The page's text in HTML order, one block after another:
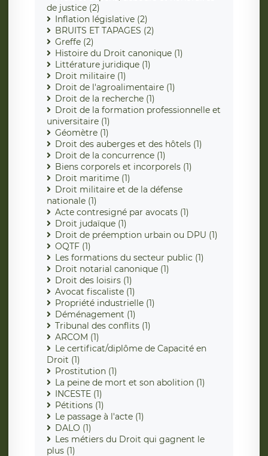
de justice (2)
Inflation législative (2)
BRUITS ET TAPAGES (2)
Greffe (2)
Histoire du Droit canonique (1)
Littérature juridique (1)
Droit militaire (1)
Droit de l'agroalimentaire (1)
Droit de la recherche (1)
Droit de la formation professionnelle et
universitaire (1)
Géomètre (1)
Droit des auberges et des hôtels (1)
Droit de la concurrence (1)
Biens corporels et incorporels (1)
Droit maritime (1)
Droit militaire et de la défense
nationale (1)
Acte contresigné par avocats (1)
Droit judaïque (1)
Droit de préemption urbain ou DPU (1)
OQTF (1)
Les formations du secteur public (1)
Droit notarial canonique (1)
Droit des loisirs (1)
Avocat fiscaliste (1)
Propriété industrielle (1)
Déménagement (1)
Tribunal des conflits (1)
ARCOM (1)
Le certificat/diplôme de Capacité en
Droit (1)
Prostitution (1)
La peine de mort et son abolition (1)
INCESTE (1)
Pétitions (1)
Le passage à l'acte (1)
DALO (1)
Les métiers du Droit qui gagnent le
plus (1)